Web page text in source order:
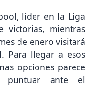
líder en la Liga
victorias, mientras
de enero visitará
Para llegar a esos
opciones parece
puntuar ante el